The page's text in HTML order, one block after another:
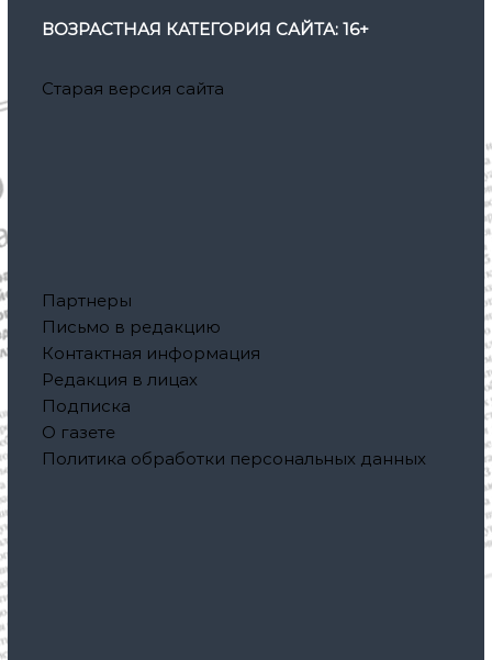
ВОЗРАСТНАЯ КАТЕГОРИЯ САЙТА: 16+
Старая версия сайта
Партнеры
Письмо в редакцию
Контактная информация
Редакция в лицах
Подписка
О газете
Политика обработки персональных данных